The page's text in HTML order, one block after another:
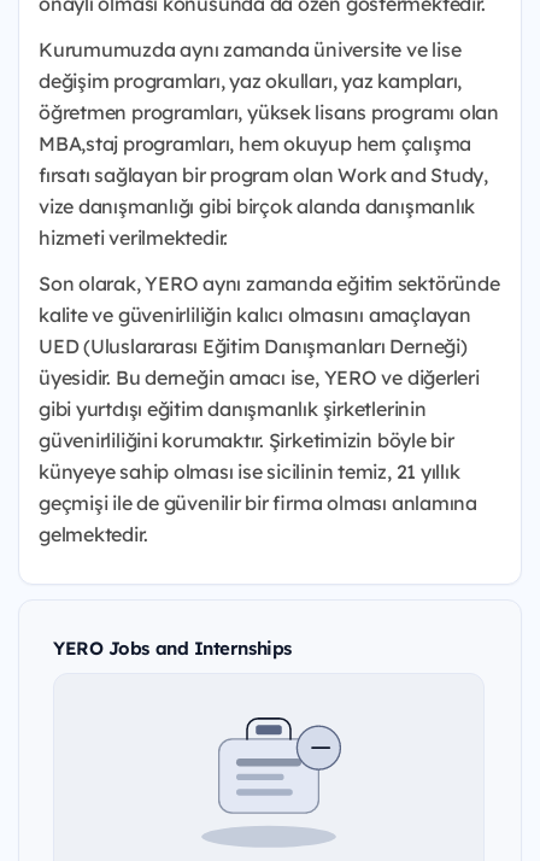
Kurumumuzda aynı zamanda üniversite ve lise
değişim programları, yaz okulları, yaz kampları,
öğretmen programları, yüksek lisans programı olan
MBA,staj programları, hem okuyup hem çalışma
fırsatı sağlayan bir program olan Work and Study,
vize danışmanlığı gibi birçok alanda danışmanlık
hizmeti verilmektedir.
Son olarak, YERO aynı zamanda eğitim sektöründe
kalite ve güvenirliliğin kalıcı olmasını amaçlayan
UED (Uluslararası Eğitim Danışmanları Derneği)
üyesidir. Bu derneğin amacı ise, YERO ve diğerleri
gibi yurtdışı eğitim danışmanlık şirketlerinin
güvenirliliğini korumaktır. Şirketimizin böyle bir
künyeye sahip olması ise sicilinin temiz, 21 yıllık
geçmişi ile de güvenilir bir firma olması anlamına
gelmektedir.
YERO Jobs and Internships